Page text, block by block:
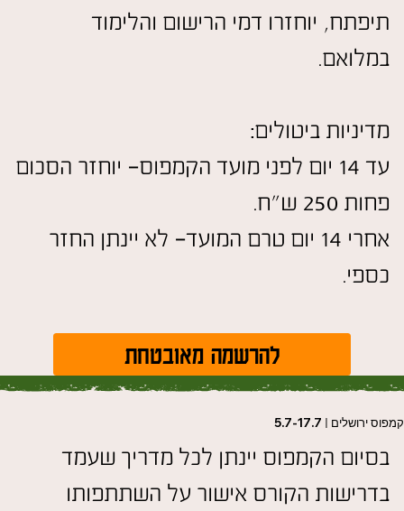
תיפתח, יוחזרו דמי הרישום והלימוד
במלואם.
מדיניות ביטולים:
עד 14 יום לפני מועד הקמפוס- יוחזר הסכום
פחות 250 ש"ח.
אחרי 14 יום טרם המועד- לא יינתן החזר
כספי.
להרשמה מאובטחת
קמפוס ירושלים |
בסיום הקמפוס יינתן לכל מדריך שעמד
בדרישות הקורס אישור על השתתפותו